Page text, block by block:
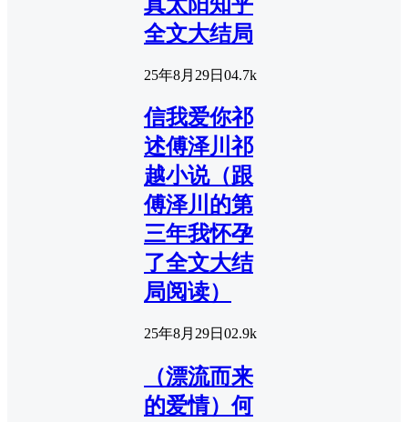
全文大结局
25年8月29日 04.7k
信我爱你祁
述傅泽川祁
越小说（跟
傅泽川的第
三年我怀孕
了全文大结
局阅读）
25年8月29日 02.9k
（漂流而来
的爱情）何